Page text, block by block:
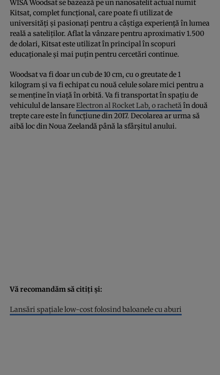
WISA Woodsat se bazează pe un nanosatelit actual numit
Kitsat, complet funcțional, care poate fi utilizat de
universități și pasionați pentru a câștiga experiență în lumea
reală a sateliților. Aflat la vânzare pentru aproximativ 1.500
de dolari, Kitsat este utilizat în principal în scopuri
educaționale și mai puțin pentru cercetări continue.
Woodsat va fi doar un cub de 10 cm, cu o greutate de 1
kilogram și va fi echipat cu nouă celule solare mici pentru a
se menține în viață în orbită. Va fi transportat în spațiu de
vehiculul de lansareElectron al Rocket Lab, o rachetă în două
trepte care este în funcțiune din 2017. Decolarea ar urma să
aibă loc din Noua Zeelandă până la sfârșitul anului.
Vă recomandăm să citiți și:
Lansări spaţiale low-cost folosind baloanele cu aburi